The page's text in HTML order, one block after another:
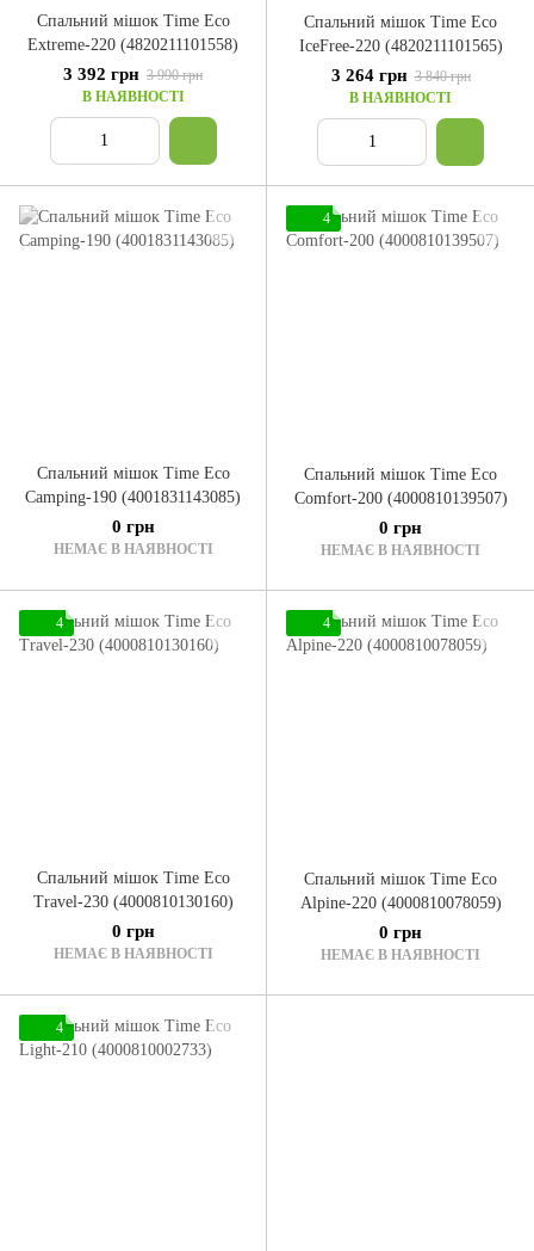
Спальний мішок Time Eco
Extreme-220 (4820211101558)
3 392 грн 3 990 грн
В НАЯВНОСТІ
Спальний мішок Time Eco
IceFree-220 (4820211101565)
3 264 грн 3 840 грн
В НАЯВНОСТІ
Спальний мішок Time Eco
Camping-190 (4001831143085)
0 грн
НЕМАЄ В НАЯВНОСТІ
4
Спальний мішок Time Eco
Comfort-200 (4000810139507)
0 грн
НЕМАЄ В НАЯВНОСТІ
4
Спальний мішок Time Eco
Travel-230 (4000810130160)
0 грн
НЕМАЄ В НАЯВНОСТІ
4
Спальний мішок Time Eco
Alpine-220 (4000810078059)
0 грн
НЕМАЄ В НАЯВНОСТІ
4